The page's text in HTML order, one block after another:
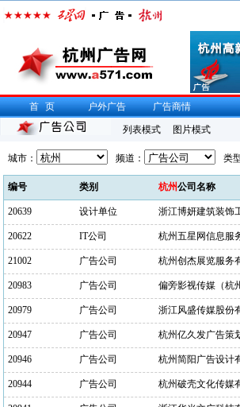
首页 户外广告 广告商情
列表模式 图片模式
城市： 频道： 类
编号 类别 杭州公司名称
20639 设计单位 浙江博妍建筑装饰
20622 IT公司 杭州五星网信息服
21002 广告公司 杭州创杰展览服务
20983 广告公司 偏旁影视传媒（杭
20979 广告公司 浙江风盛传媒股份
20947 广告公司 杭州亿久发广告策
20946 广告公司 杭州简阳广告设计
20944 广告公司 杭州破壳文化传媒